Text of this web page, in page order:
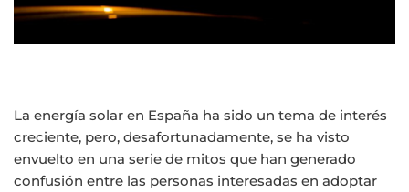
La energía solar en España ha sido un tema de interés
creciente, pero, desafortunadamente, se ha visto
envuelto en una serie de mitos que han generado
confusión entre las personas interesadas en adoptar